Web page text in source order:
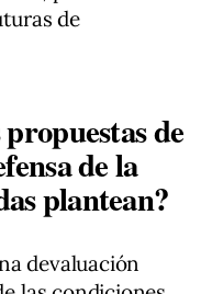
de
de
de la
plantean?
devaluación